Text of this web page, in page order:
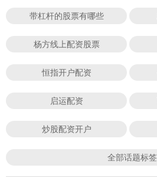
带杠杆的股票有哪些
杨方线上配资股票
恒指开户配资
启运配资
炒股配资开户
全部话题标签